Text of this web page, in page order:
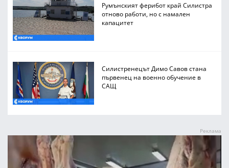
Румънският ферибот край Силистра
отново работи, но с намален
капацитет
Силистренецът Димо Савов стана
първенец на военно обучение в
САЩ